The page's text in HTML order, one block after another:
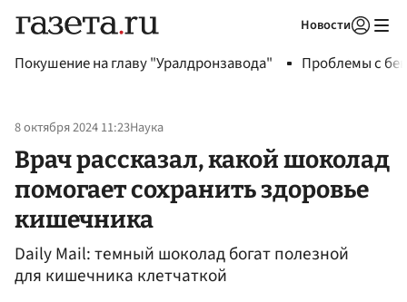
Новости
Покушение на главу "Уралдронзавода" Проблемы с
8 октября 2024 11:23Наука
Врач рассказал, какой шоколад
помогает сохранить здоровье
кишечника
Daily Mail: темный шоколад богат полезной
для кишечника клетчаткой